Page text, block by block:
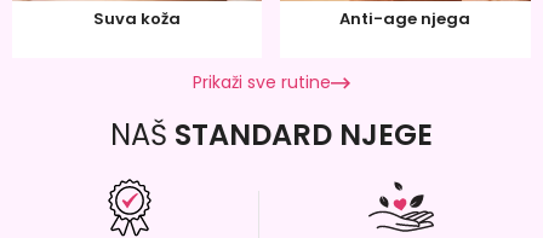
Suva koža Anti-age njega
Prikaži sve rutine
NAŠ STANDARD NJEGE